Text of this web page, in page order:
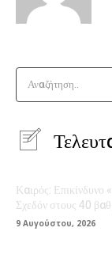
Αναζήτηση..
Καιρός: Επικίνδυνο
Σχεδόν στους 40
9 Αυγούστου, 2026